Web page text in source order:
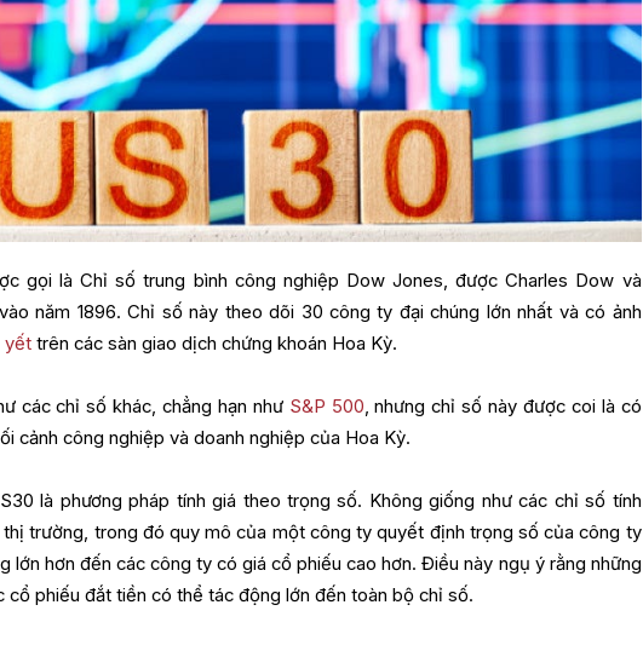
gọi là Chỉ số trung bình công nghiệp Dow Jones, được Charles Dow và
năm 1896. Chỉ số này theo dõi 30 công ty đại chúng lớn nhất và có ảnh
yết trên các sàn giao dịch chứng khoán Hoa Kỳ.
các chỉ số khác, chẳng hạn như S&P 500, nhưng chỉ số này được coi là có
cảnh công nghiệp và doanh nghiệp của Hoa Kỳ.
là phương pháp tính giá theo trọng số. Không giống như các chỉ số tính
trường, trong đó quy mô của một công ty quyết định trọng số của công ty
lớn hơn đến các công ty có giá cổ phiếu cao hơn. Điều này ngụ ý rằng những
cổ phiếu đắt tiền có thể tác động lớn đến toàn bộ chỉ số.